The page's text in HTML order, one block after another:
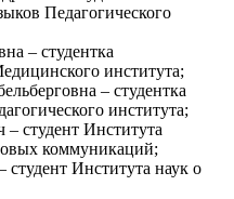
Педагогического
– студентка
института;
– студентка
института;
студент Института
коммуникаций;
Института наук о